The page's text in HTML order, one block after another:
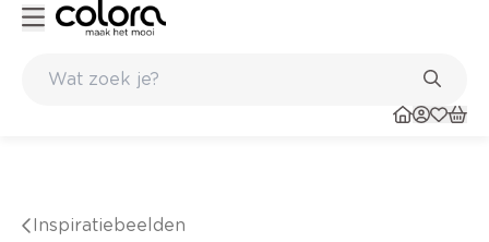
Inspiratiebeelden